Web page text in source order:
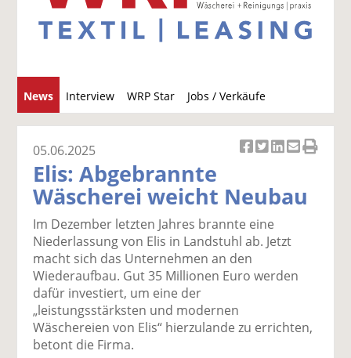
News Interview WRP Star Jobs / Verkäufe
u
c
k
a
uf
F
ac
o
k
el
t
wi
er
k
a
uf
Li
n
e
di
k
p
er
m
v
k
05.06.2025
Elis: Abgebrannte
Wäscherei weicht Neubau
Im Dezember letzten Jahres brannte eine
Niederlassung von Elis in Landstuhl ab. Jetzt
macht sich das Unternehmen an den
Wiederaufbau. Gut 35 Millionen Euro werden
dafür investiert, um eine der
„leistungsstärksten und modernen
Wäschereien von Elis“ hierzulande zu errichten,
betont die Firma.